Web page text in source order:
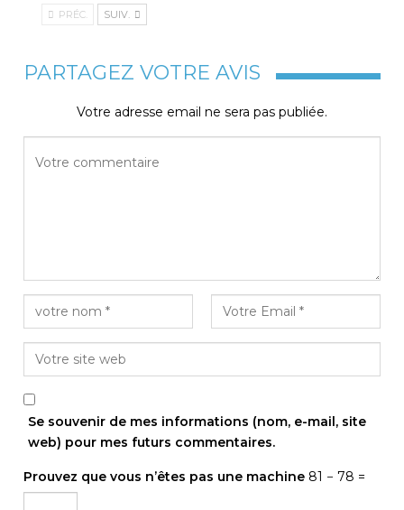
PRÉC. SUIV.
PARTAGEZ VOTRE AVIS
Votre adresse email ne sera pas publiée.
Se souvenir de mes informations (nom, e-mail, site
web) pour mes futurs commentaires.
Prouvez que vous n’êtes pas une machine 81 − 78 =